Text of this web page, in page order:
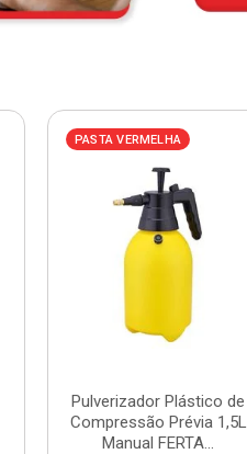
PASTA VERMELHA
Pulverizador Plástico de
Compressão Prévia 1,5L
Manual FERTA...